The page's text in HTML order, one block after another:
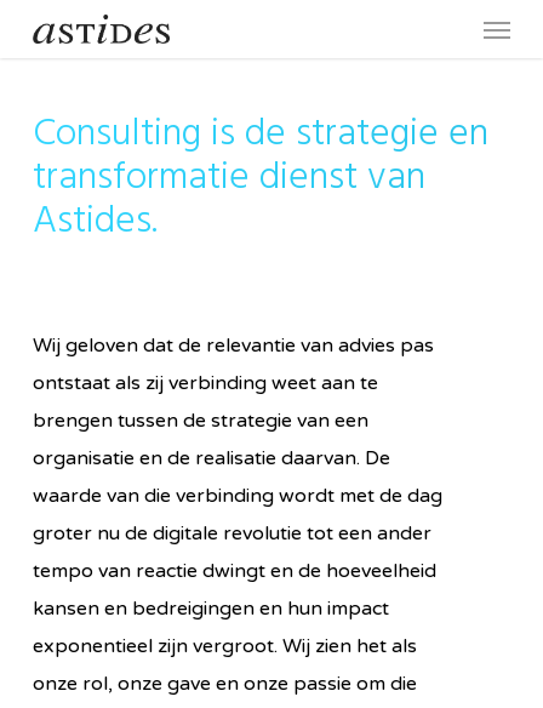
content
Menu
Consulting is de strategie en
transformatie dienst van
Astides.
Wij geloven dat de relevantie van advies pas
ontstaat als zij verbinding weet aan te
brengen tussen de strategie van een
organisatie en de realisatie daarvan. De
waarde van die verbinding wordt met de dag
groter nu de digitale revolutie tot een ander
tempo van reactie dwingt en de hoeveelheid
kansen en bedreigingen en hun impact
exponentieel zijn vergroot. Wij zien het als
onze rol, onze gave en onze passie om die